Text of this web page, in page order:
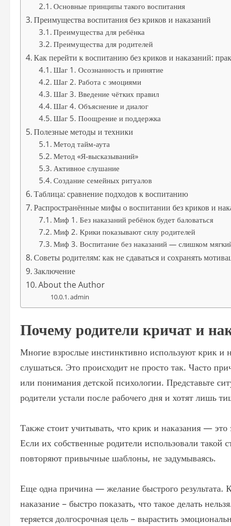
Основные принципы такого воспитания
Преимущества воспитания без криков и наказаний
Преимущества для ребёнка
Преимущества для родителей
Как перейти к воспитанию без криков и наказаний:
Шаг 1. Осознанность и принятие
Шаг 2. Работа с эмоциями
Шаг 3. Введение чётких правил
Шаг 4. Объяснение и диалог
Шаг 5. Поощрение и поддержка
Полезные методы и техники
Метод тайм-аута
Метод «Я-высказываний»
Активное слушание
Создание семейных ритуалов
Таблица: сравнение подходов к воспитанию
Распространённые мифы о воспитании без криков и
Миф 1. Без наказаний ребёнок будет баловаться
Миф 2. Крики показывают силу родителей
Миф 3. Воспитание без наказаний — слишком
Советы родителям: как не сдаваться и сохранять
Заключение
About the Author
admin
Почему родители кричат и
Многие взрослые инстинктивно используют крик и
слушаться. Это происходит не просто так. Часто
или понимания детской психологии. Представьте
родители устали после рабочего дня и хотят лишь
Также стоит учитывать, что крик и наказания — это
Если их собственные родители использовали такой
повторяют привычные шаблоны, не задумываясь.
Еще одна причина — желание быстрого результата.
наказание – быстро показать, что такое делать
теряется долгосрочная цель – вырастить